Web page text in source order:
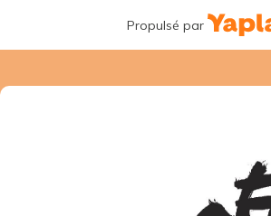
Propulsé par